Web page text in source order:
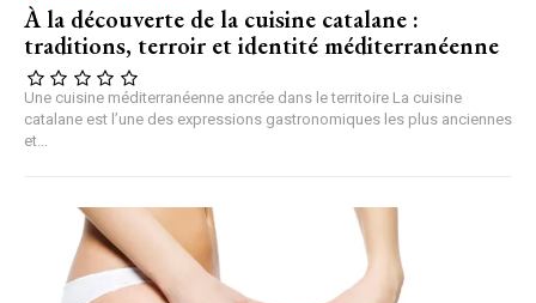
À la découverte de la cuisine catalane :
traditions, terroir et identité méditerranéenne
Une cuisine méditerranéenne ancrée dans le territoire La cuisine
catalane est l’une des expressions gastronomiques les plus anciennes
et...